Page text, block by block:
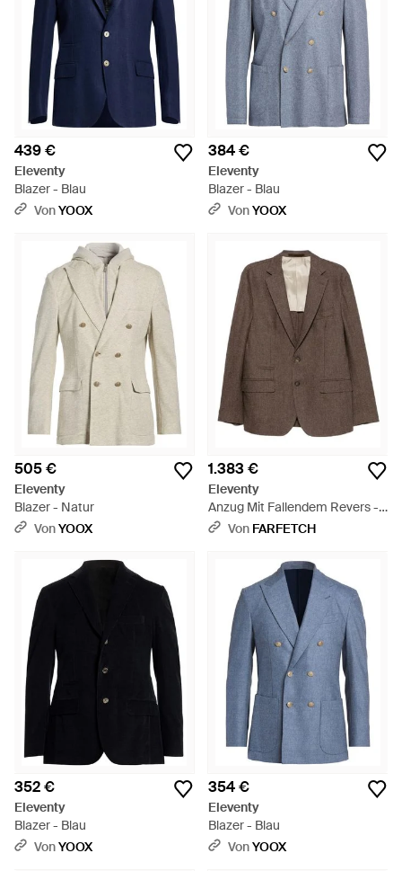
439 €
Eleventy
Blazer - Blau
VonYOOX
384 €
Eleventy
Blazer - Blau
VonYOOX
505 €
Eleventy
Blazer - Natur
VonYOOX
1.383 €
Eleventy
Anzug Mit Fallendem Revers -
Braun
Von FARFETCH
352 €
Eleventy
Blazer - Blau
VonYOOX
354 €
Eleventy
Blazer - Blau
VonYOOX